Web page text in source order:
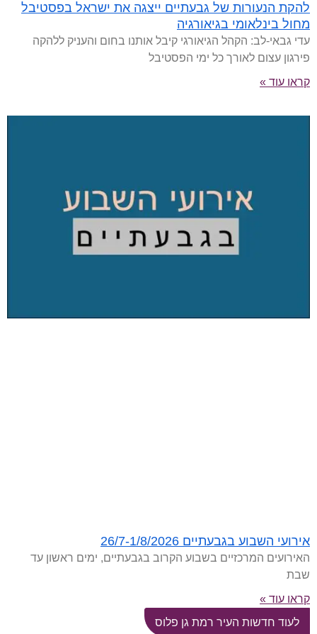
להקת הנעורות של גבעתיים ייצגה את ישראל בפסטיבל
מחול בינלאומי בגיאורגיה
עדי גבאי-לב: הקהל הגיאורגי קיבל אותנו בחום והעניק ללהקה
פירגון עצום לאורך כל ימי הפסטיבל
קראו עוד »
אירועי השבוע בגבעתיים 26/7-1/8/2026
האירועים המרכזיים בשבוע הקרוב בגבעתיים, ימים ראשון עד
שבת
קראו עוד »
לעוד חדשות העיר רמת גן פלוס